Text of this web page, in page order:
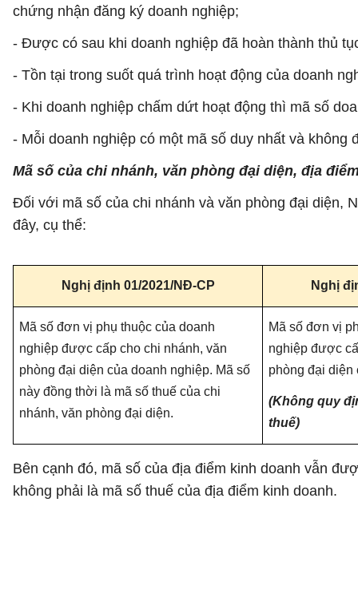
chứng nhận đăng ký doanh nghiệp;
- Được có sau khi doanh nghiệp đã hoàn thành thủ
- Tồn tại trong suốt quá trình hoạt động của doanh
- Khi doanh nghiệp chấm dứt hoạt động thì mã số
- Mỗi doanh nghiệp có một mã số duy nhất và
Mã số của chi nhánh, văn phòng đại diện, địa
Đối với mã số của chi nhánh và văn phòng đại diện,
đây, cụ thể:
Nghị định 01/2021/NĐ-CP Nghị
Mã số đơn vị phụ thuộc của doanh
nghiệp được cấp cho chi nhánh, văn
phòng đại diện của doanh nghiệp. Mã số
này đồng thời là mã số thuế của chi
nhánh, văn phòng đại diện.
Mã số đơn vị
nghiệp được
phòng đại diện
(Không quy
thuế)
Bên cạnh đó, mã số của địa điểm kinh doanh vẫn
không phải là mã số thuế của địa điểm kinh doanh.